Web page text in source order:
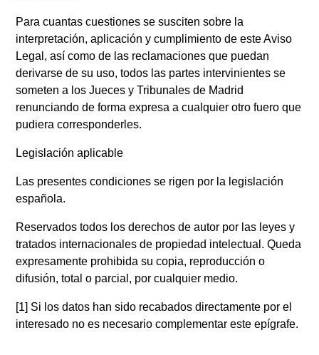
Para cuantas cuestiones se susciten sobre la
interpretación, aplicación y cumplimiento de este Aviso
Legal, así como de las reclamaciones que puedan
derivarse de su uso, todos las partes intervinientes se
someten a los Jueces y Tribunales de Madrid
renunciando de forma expresa a cualquier otro fuero que
pudiera corresponderles.
Legislación aplicable
Las presentes condiciones se rigen por la legislación
española.
Reservados todos los derechos de autor por las leyes y
tratados internacionales de propiedad intelectual. Queda
expresamente prohibida su copia, reproducción o
difusión, total o parcial, por cualquier medio.
[1] Si los datos han sido recabados directamente por el
interesado no es necesario complementar este epígrafe.